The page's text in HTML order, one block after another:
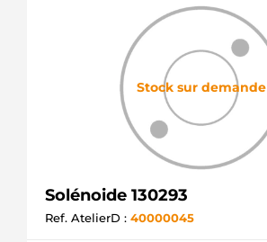
Stock sur demande
Solénoide 130293
Ref. AtelierD : 40000045